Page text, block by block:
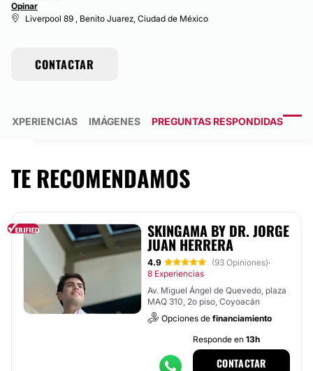
Opinar
Liverpool 89 , Benito Juarez, Ciudad de México
CONTACTAR
EXPERIENCIAS IMÁGENES PREGUNTAS RESPONDIDAS
TE RECOMENDAMOS
SKINGAMA BY DR. JORGE
JUAN HERRERA
4.9 (93 Opiniones)·
8 Experiencias
Av. Miguel Ángel de Quevedo, plaza
MAQ 310, 2o piso, Coyoacán
Opciones de financiamiento
Responde en 13h
CONTACTAR